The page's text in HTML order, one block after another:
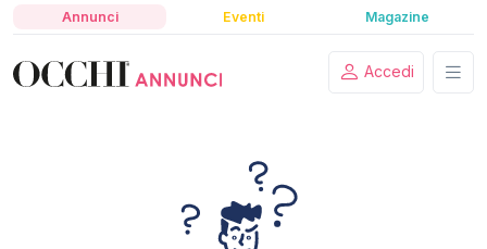
Annunci Eventi Magazine
Accedi